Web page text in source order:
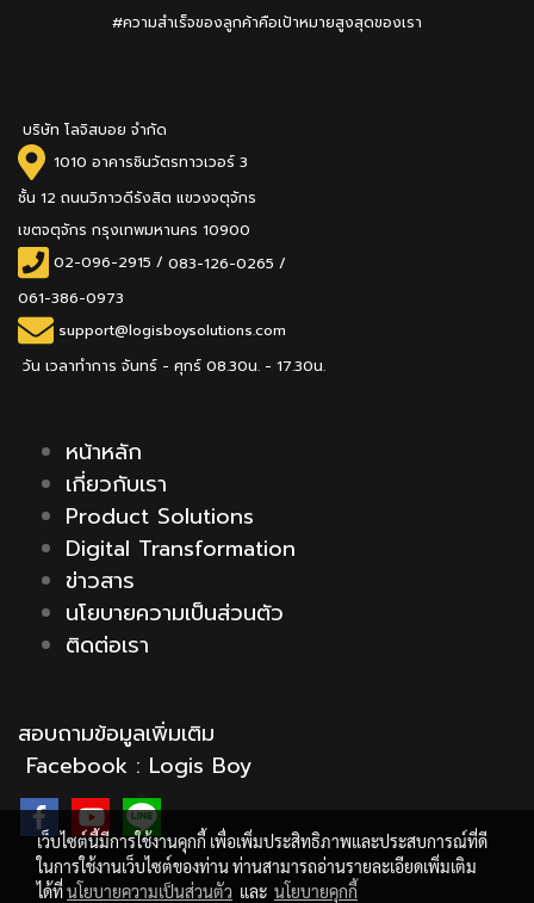
#ความสำเร็จของลูกค้าคือเป้าหมายสูงสุดของเรา
บริษัท โลจิสบอย จำกัด
1010 อาคารชินวัตรทาวเวอร์ 3
ชั้น 12 ถนนวิภาวดีรังสิต แขวงจตุจักร
เขตจตุจักร กรุงเทพมหานคร 10900
02-096-2915/083-126-0265 /
061-386-0973
support@logisboysolutions.com
วัน เวลาทำการ จันทร์ - ศุกร์ 08.30น. - 17.30น.
หน้าหลัก
เกี่ยวกับเรา
Product Solutions
Digital Transformation
ข่าวสาร
นโยบายความเป็นส่วนตัว
ติดต่อเรา
สอบถามข้อมูลเพิ่มเติม
Facebook : Logis Boy
เว็บไซต์นี้มีการใช้งานคุกกี้ เพื่อเพิ่มประสิทธิภาพและประสบการณ์ที่ดี
ในการใช้งานเว็บไซต์ของท่าน ท่านสามารถอ่านรายละเอียดเพิ่มเติม
ได้ที่นโยบายความเป็นส่วนตัว และ นโยบายคุกกี้